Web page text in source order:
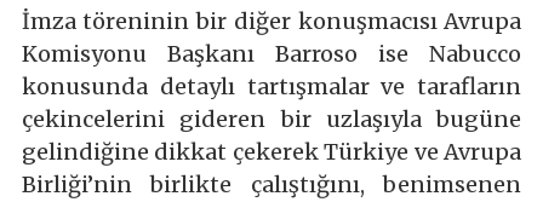
İmza töreninin bir diğer konuşmacısı Avrupa
Komisyonu Başkanı Barroso ise Nabucco
konusunda detaylı tartışmalar ve tarafların
çekincelerini gideren bir uzlaşıyla bugüne
gelindiğine dikkat çekerek Türkiye ve Avrupa
Birliği’nin birlikte çalıştığını, benimsenen